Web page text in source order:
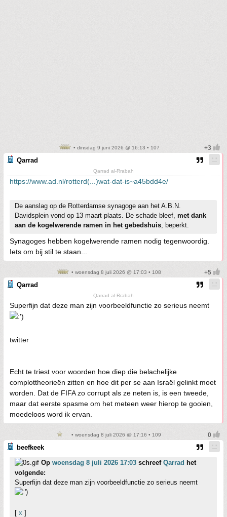
• dinsdag 9 juni 2026 @ 16:13 • 107
Qarrad
Qarrad al-Rrabah
https://www.ad.nl/rotterd(...)wat-dat-is~a45bdd4e/
De aanslag op de Rotterdamse synagoge aan het A.B.N.
Davidsplein vond op 13 maart plaats. De schade bleef, met dank
aan de kogelwerende ramen in het gebedshuis, beperkt.
Synagoges hebben kogelwerende ramen nodig tegenwoordig.
Iets om bij stil te staan...
• woensdag 8 juli 2026 @ 17:03 • 108
Qarrad
Qarrad al-Rrabah
Superfijn dat deze man zijn voorbeeldfunctie zo serieus neemt
twitter
Echt te triest voor woorden hoe diep die belachelijke
complottheorieën zitten en hoe dit per se aan Israël gelinkt moet
worden. Dat de FIFA zo corrupt als ze neten is, is een tweede,
maar dat eerste spasme om het meteen weer hierop te gooien,
moedeloos word ik ervan.
• woensdag 8 juli 2026 @ 17:16 • 109
beefkeek
Op woensdag 8 juli 2026 17:03 schreef Qarrad het
volgende:
Superfijn dat deze man zijn voorbeeldfunctie zo serieus neemt
[ x ]